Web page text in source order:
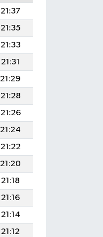
21:37
21:35
21:33
21:31
21:29
21:28
21:26
21:24
21:22
21:20
21:18
21:16
21:14
21:12